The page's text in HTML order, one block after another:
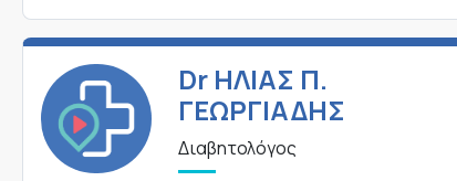
Dr ΗΛΙΑΣ Π.
ΓΕΩΡΓΙΑΔΗΣ
Διαβητολόγος